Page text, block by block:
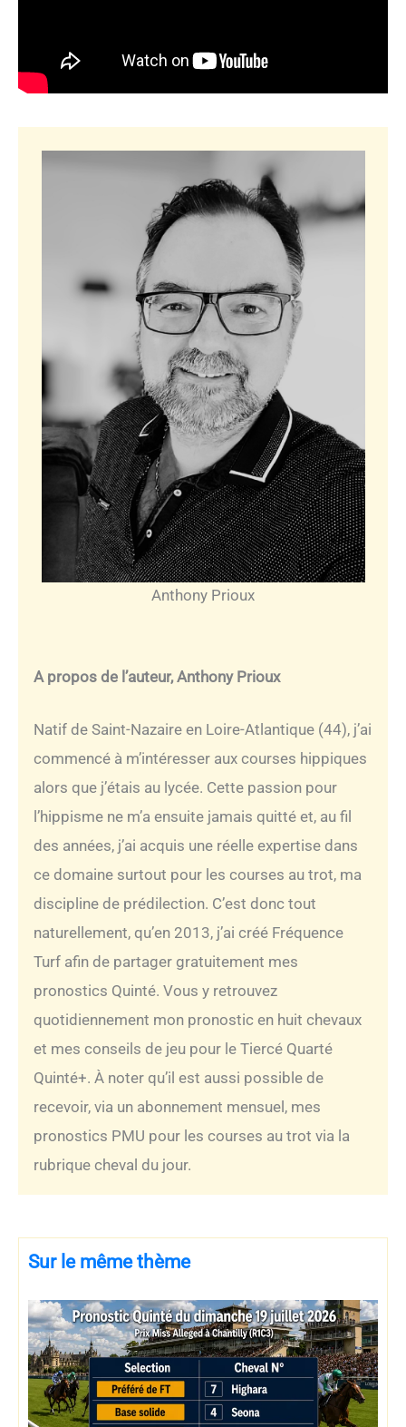
Anthony Prioux
A propos de l’auteur, Anthony Prioux
Natif de Saint-Nazaire en Loire-Atlantique (44), j’ai
commencé à m’intéresser aux courses hippiques
alors que j’étais au lycée. Cette passion pour
l’hippisme ne m’a ensuite jamais quitté et, au fil
des années, j’ai acquis une réelle expertise dans
ce domaine surtout pour les courses au trot, ma
discipline de prédilection. C’est donc tout
naturellement, qu’en 2013, j’ai créé Fréquence
Turf afin de partager gratuitement mes
pronostics Quinté. Vous y retrouvez
quotidiennement mon pronostic en huit chevaux
et mes conseils de jeu pour le Tiercé Quarté
Quinté+. À noter qu’il est aussi possible de
recevoir, via un abonnement mensuel, mes
pronostics PMU pour les courses au trot via la
rubrique cheval du jour.
Sur le même thème